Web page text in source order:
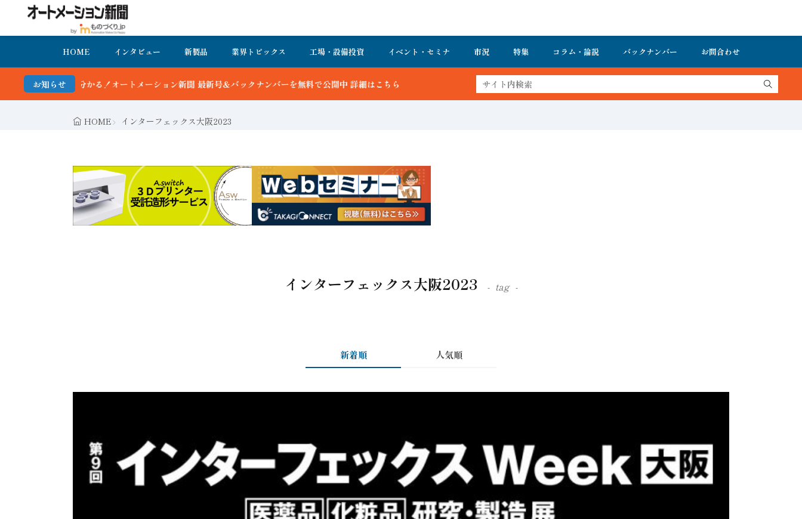
HOME インタビュー 新製品 業界トピックス 工場・設備投資 イベント・セミナ 市況 特集 コラム・論説 バックナンバー お問合わせ
お知らせ
メーション新聞 最新号＆バックナンバーを無料で公開中 詳細はこちら
HOME インターフェックス大阪2023
インターフェックス大阪2023 tag
新着順 人気順